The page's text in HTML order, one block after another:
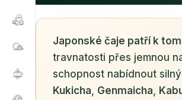
Japonské čaje patří k
travnatosti přes jemnou
schopnost nabídnout
Kukicha, Genmaicha,